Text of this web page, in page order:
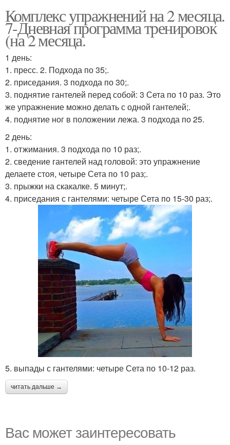
Комплекс упражнений на 2 месяца.
7-Дневная программа тренировок
(на 2 месяца.
1 день:
1. пресс. 2. Подхода по 35;.
2. приседания. 3 подхода по 30;.
3. поднятие гантелей перед собой: 3 Сета по 10 раз. Это
же упражнение можно делать с одной гантелей;.
4. поднятие ног в положении лежа. 3 подхода по 25.
2 день:
1. отжимания. 3 подхода по 10 раз;.
2. сведение гантелей над головой: это упражнение
делаете стоя, четыре Сета по 10 раз;.
3. прыжки на скакалке. 5 минут;.
4. приседания с гантелями: четыре Сета по 15-30 раз;.
5. выпады с гантелями: четыре Сета по 10-12 раз.
читать дальше →
Вас может заинтересовать